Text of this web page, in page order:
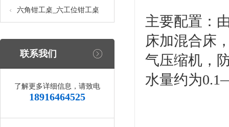
压气动综合实训台
六角钳工桌_六工位钳工桌
联系我们
了解更多详细信息，请致电
18916464525
主要配置：
床加混合床
气压缩机，
水量约为